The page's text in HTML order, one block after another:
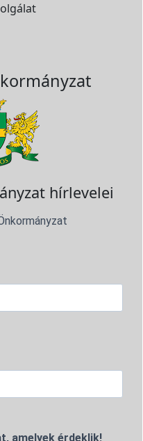
hírlevelei
amelyek érdeklik!